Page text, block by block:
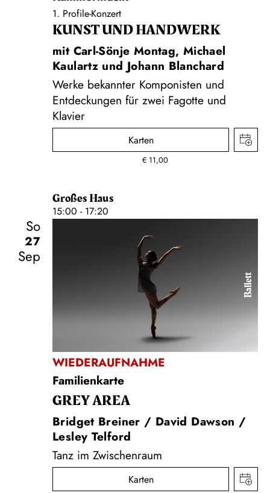
1. Profile-Konzert
KUNST UND HAND­WERK
mit Carl-Sönje Montag, Michael
Kaulartz und Johann Blanchard
Werke bekannter Komponisten und
Entdeckungen für zwei Fagotte und
Klavier
Karten
€ 11,00
Großes Haus
15:00 - 17:20
So
27
Sep
Ballett
WIEDERAUFNAHME
Familienkarte
GREY AREA
Bridget Breiner / David Dawson /
Lesley Telford
Tanz im Zwischenraum
Karten